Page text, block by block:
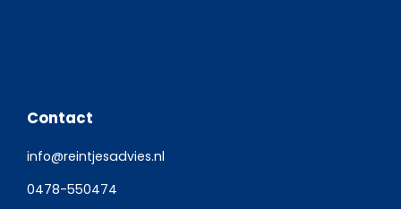
Contact
info@reintjesadvies.nl
0478-550474